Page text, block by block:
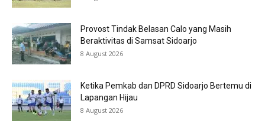
Provost Tindak Belasan Calo yang Masih
Beraktivitas di Samsat Sidoarjo
8 August 2026
Ketika Pemkab dan DPRD Sidoarjo Bertemu di
Lapangan Hijau
8 August 2026